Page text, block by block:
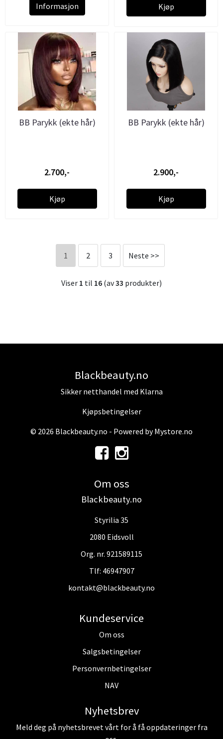
Informasjon Kjøp
BB Parykk (ekte hår)
2.700,-
Kjøp
BB Parykk (ekte hår)
2.900,-
Kjøp
1 2 3 Neste >>
Viser 1 til 16 (av33 produkter)
Blackbeauty.no
Sikker netthandel med Klarna
Kjøpsbetingelser
© 2026 Blackbeauty.no - Powered byMystore.no
Om oss
Blackbeauty.no
Styrilia 35
2080 Eidsvoll
Org. nr. 921589115
Tlf: 46947907
kontakt@blackbeauty.no
Kundeservice
Om oss
Salgsbetingelser
Personvernbetingelser
NAV
Nyhetsbrev
Meld deg på nyhetsbrevet vårt for å få oppdateringer fra